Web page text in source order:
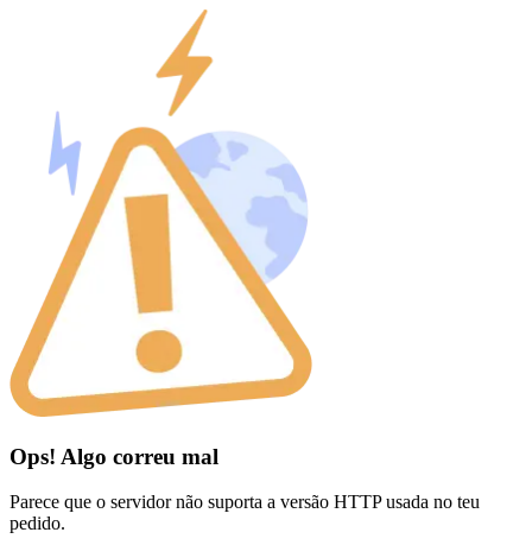
Ops! Algo correu mal
Parece que o servidor não suporta a versão HTTP usada no teu
pedido.